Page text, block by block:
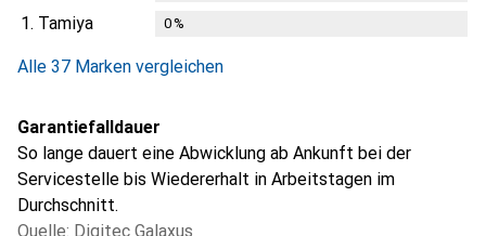
1. Tamiya 0%
Alle 37 Marken vergleichen
Garantiefalldauer
So lange dauert eine Abwicklung ab Ankunft bei der
Servicestelle bis Wiedererhalt in Arbeitstagen im
Durchschnitt.
Quelle: Digitec Galaxus